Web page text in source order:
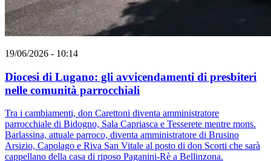
19/06/2026 - 10:14
Diocesi di Lugano: gli avvicendamenti di presbiteri
nelle comunità parrocchiali
Tra i cambiamenti, don Carettoni diventa amministratore
parrocchiale di Bidogno, Sala Capriasca e Tesserete mentre mons.
Barlassina, attuale parroco, diventa amministratore di Brusino
Arsizio, Capolago e Riva San Vitale al posto di don Scorti che sarà
cappellano della casa di riposo Paganini-Rè a Bellinzona.